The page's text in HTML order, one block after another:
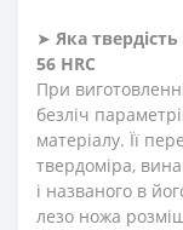
➤ Яка твердість
56 HRC
При
безліч
матеріалу. Її
твердоміра,
і названого в
лезо ножа